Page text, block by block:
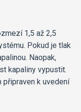
1,5 až 2,5
Pokud je tlak
Naopak,
kapaliny vypustit.
připraven k uvedení